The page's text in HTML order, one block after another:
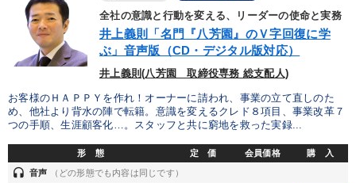
全社の意識と行動を変える、リーダーの使命と実務
井上義則「名門『八芳園』のＶ字回復に学
ぶ」音声版（CD・デジタル版対応）
井上義則(八芳園 取締役専務 総支配人)
お客様のＨＡＰＰＹを作れ！オーナーに請われ、事業の立て直しのた
め、他社より背水の陣で転籍。意識を変えるクレド８項目、事業改革７
つの手順、生涯顧客化…。スタッフと共に窮地を救った実録...
形 態 定 価 会員価格 購 入
headset 音声 （どの形態でも内容は同じです）